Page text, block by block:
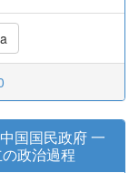
国国民政府 一
政治過程